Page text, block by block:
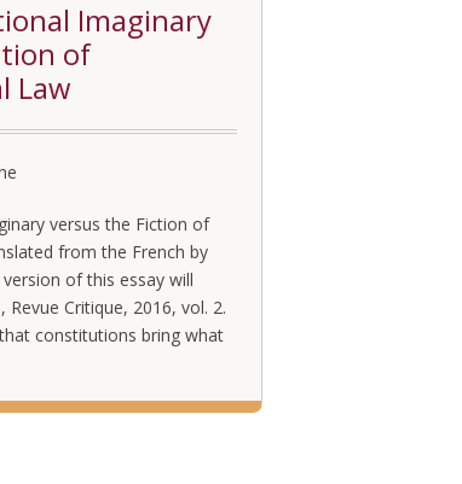
Imaginary
of
Law
versus the Fiction of
from the French by
of this essay will
Revue Critique, 2016, vol. 2.
constitutions bring what
widely accepted. The act of
entities become …